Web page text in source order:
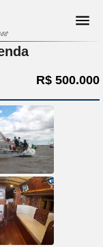
R$ 500.000